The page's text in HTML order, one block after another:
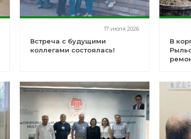
17 июля 2026
Встреча с будущими
коллегами состоялась!
В